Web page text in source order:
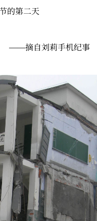
的第二天
——摘自刘莉手机纪事